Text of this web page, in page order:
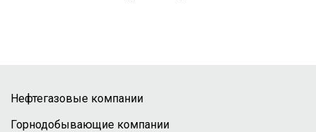
Нефтегазовые компании
Горнодобывающие компании